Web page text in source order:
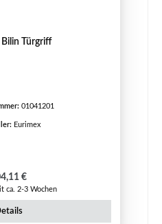
Bilin Türgriff
01041201
Eurimex
Preis:
€
ca. 2-3 Wochen